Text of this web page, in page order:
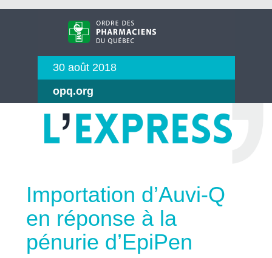
30 août 2018
opq.org
Importation d’Auvi-Q
en réponse à la
pénurie d’EpiPen